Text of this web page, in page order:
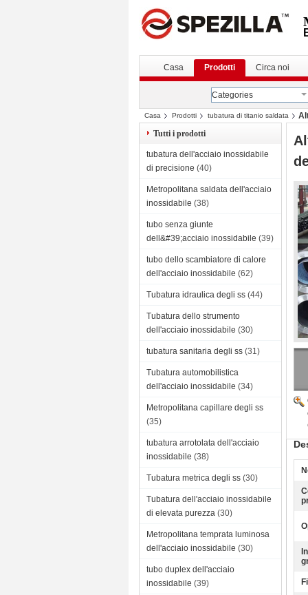
Casa Prodotti Circa noi
Categories
Casa Prodotti tubatura di titanio saldata
Tutti i prodotti
tubatura dell'acciaio inossidabile
di precisione (40)
Metropolitana saldata dell'acciaio
inossidabile (38)
tubo senza giunte
dell&#39;acciaio inossidabile (39)
tubo dello scambiatore di calore
dell'acciaio inossidabile (62)
Tubatura idraulica degli ss (44)
Tubatura dello strumento
dell'acciaio inossidabile (30)
tubatura sanitaria degli ss (31)
Tubatura automobilistica
dell'acciaio inossidabile (34)
Metropolitana capillare degli ss
(35)
tubatura arrotolata dell'acciaio
inossidabile (38)
Tubatura metrica degli ss (30)
Tubatura dell'acciaio inossidabile
di elevata purezza (30)
Metropolitana temprata luminosa
dell'acciaio inossidabile (30)
tubo duplex dell'acciaio
inossidabile (39)